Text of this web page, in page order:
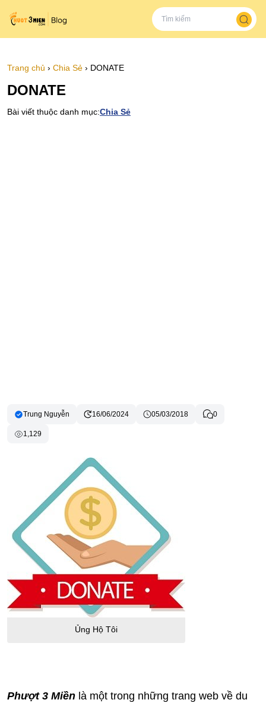
Trang chủ › Chia Sẻ › DONATE
DONATE
Bài viết thuộc danh mục:Chia Sẻ
Trung Nguyễn 16/06/2024 05/03/2018 0
1,129
Ủng Hộ Tôi
Phượt 3 Miền là một trong những trang web về du